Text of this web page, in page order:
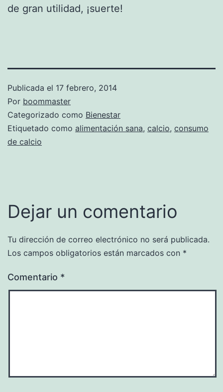
de gran utilidad, ¡suerte!
Publicada el 17 febrero, 2014
Por boommaster
Categorizado como Bienestar
Etiquetado como alimentación sana, calcio, consumo
de calcio
Dejar un comentario
Tu dirección de correo electrónico no será publicada.
Los campos obligatorios están marcados con *
Comentario *